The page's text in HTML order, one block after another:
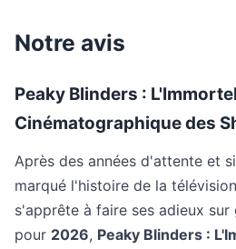
Notre avis
Peaky Blinders :
Cinématographique des
Après des années d'attente et
marqué l'histoire de la
s'apprête à faire ses adieux sur
pour 2026, Peaky Blinders :